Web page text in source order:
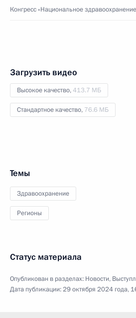
Конгресс «Национальное
Загрузить видео
Высокое качество,413.7 МБ
Стандартное качество, 76.6 МБ
Темы
Здравоохранение
Регионы
Статус материала
Опубликован в разделах: Новости,
Дата публикации:29 октября 2024 года,